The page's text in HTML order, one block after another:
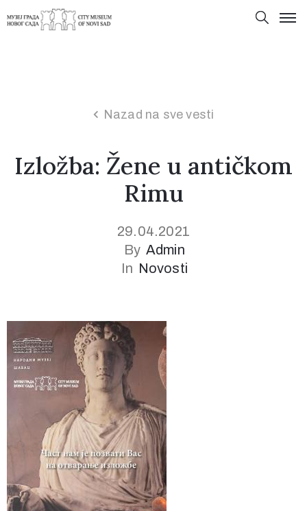
Nazad na sve vesti
Izložba: Žene u antičkom
Rimu
29.04.2021
By Admin
In Novosti